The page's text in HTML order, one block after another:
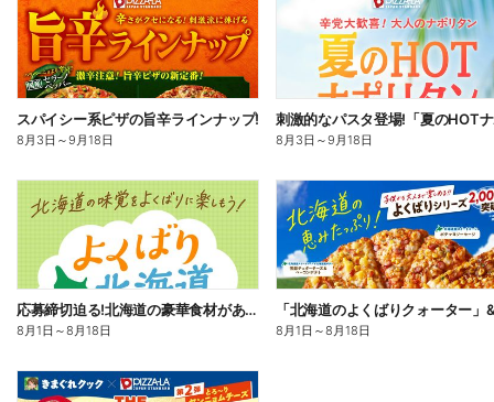
スパイシー系ピザの旨辛ラインナップ!
8月3日 ～9月18日 8月3日 ～9月18日
応募締切迫る!北海道の豪華食材があたるプレゼントキャンペーン
8月1日 ～8月18日 8月1日 ～8月18日